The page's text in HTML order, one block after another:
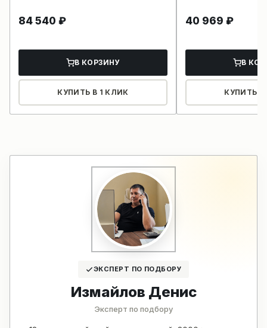
84 540 ₽
В КОРЗИНУ
КУПИТЬ В 1 КЛИК
40 969 ₽
В
КУПИТЬ В
ЭКСПЕРТ ПО ПОДБОРУ
Измайлов Денис
Эксперт по подбору